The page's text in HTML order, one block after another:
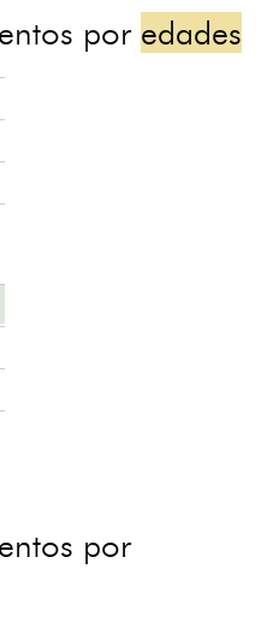
por edades
por